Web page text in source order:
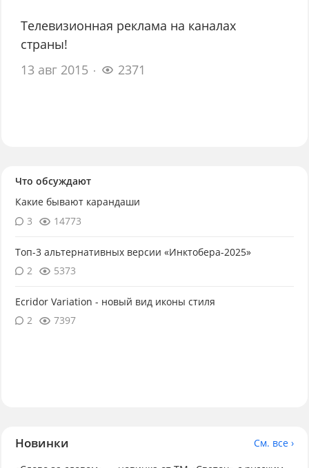
Телевизионная реклама на каналах
страны!
13 авг 2015
2371
Что обсуждают
Какие бывают карандаши
3
14773
Топ-3 альтернативных версии «Инктобера-2025»
2
5373
Ecridor Variation - новый вид иконы стиля
2
7397
Новинки
См. все ›